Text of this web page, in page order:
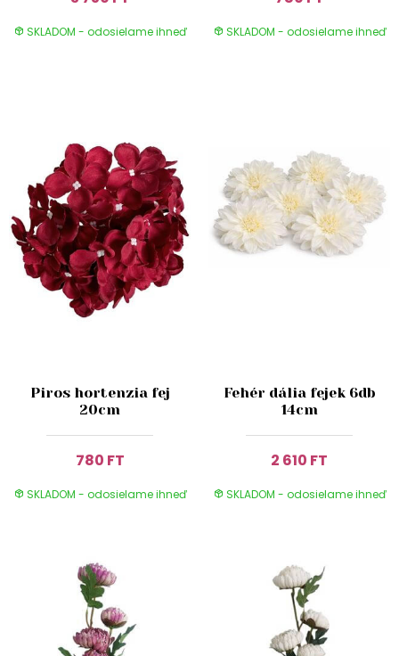
SKLADOM - odosielame ihneď SKLADOM - odosielame ihneď
Piros hortenzia fej
20cm
780 FT
SKLADOM - odosielame ihneď
Fehér dália fejek 6db
14cm
2 610 FT
SKLADOM - odosielame ihneď